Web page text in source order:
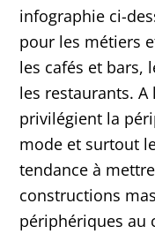
infographie ci-
pour les métiers
les cafés et bars,
les restaurants. A
privilégient la
mode et surtout
tendance à
constructions
périphériques au